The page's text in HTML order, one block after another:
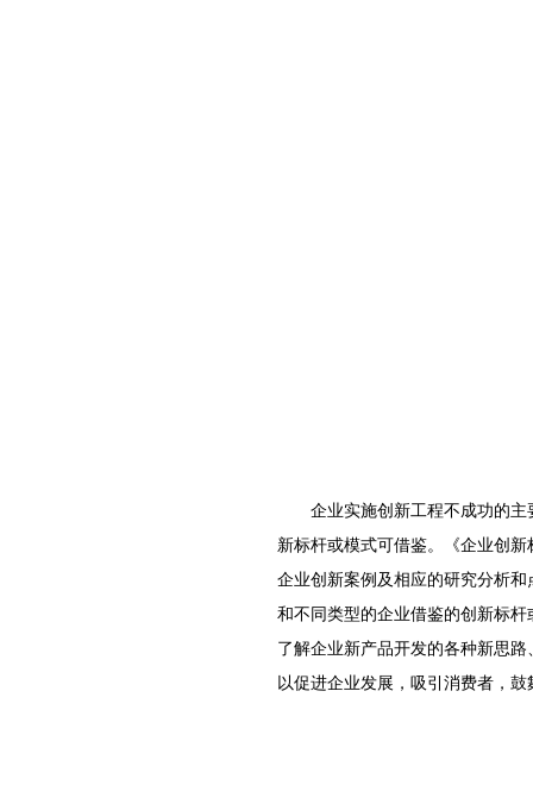
企业实施创新工程不成功的主要
新标杆或模式可借鉴。《企业创
企业创新案例及相应的研究分析
和不同类型的企业借鉴的创新标
了解企业新产品开发的各种新思
以促进企业发展，吸引消费者，